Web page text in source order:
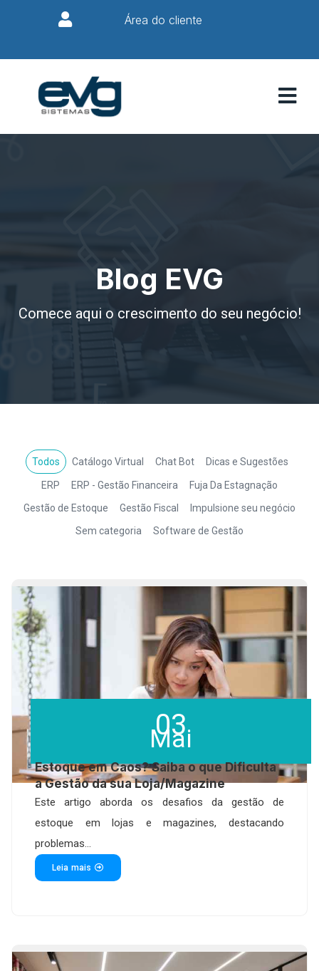
Área do cliente
Blog EVG
Comece aqui o crescimento do seu negócio!
Catálogo Virtual Chat Bot Dicas e Sugestões
ERP ERP - Gestão Financeira
Fuja Da Estagnação
Gestão de Estoque
Gestão Fiscal
Impulsione seu negócio
Sem categoria
Software de Gestão
Todos
03
Mai
Estoque em Caos? Saiba o que Dificulta
a Gestão da sua Loja/Magazine
Este artigo aborda os desafios da gestão de
estoque em lojas e magazines, destacando
problemas...
Leia mais